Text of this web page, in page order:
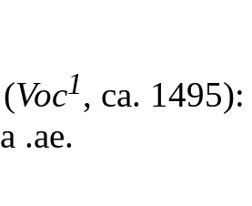
Voc1, ca.
.ae.